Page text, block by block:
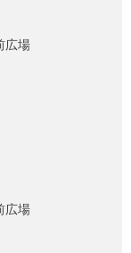
広場
広場